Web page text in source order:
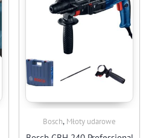
Bosch, Młoty udarowe